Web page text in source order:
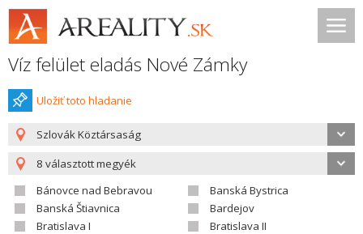
Víz felület eladás Nové Zámky
Uložiť toto hladanie
Szlovák Köztársaság
8 választott megyék
Bánovce nad Bebravou
Banská Bystrica
Banská Štiavnica
Bardejov
Bratislava I
Bratislava II